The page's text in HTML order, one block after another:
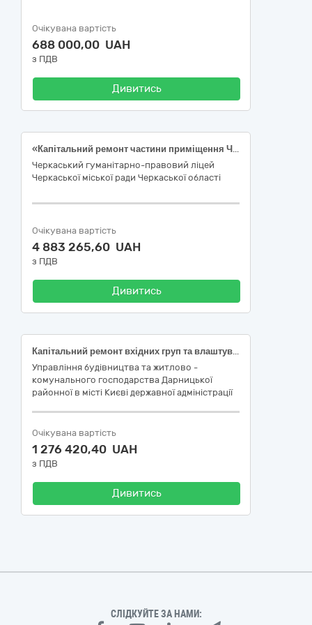
Очікувана вартість
688 000,00 UAH
з ПДВ
Дивитись
«Капітальний ремонт частини приміщення Черкаського гуманітарно-правового ліцею Черкаської міської ради Черкаської області за адресою: вул. Надпільна, 291 в м.Черкаси» (коригування)» (ДК 021-2015 (CPV) 45450000-6 Інші завершальні будівельні роботи)
Черкаський гуманітарно-правовий ліцей
Черкаської міської ради Черкаської області
Очікувана вартість
4 883 265,60 UAH
з ПДВ
Дивитись
Капітальний ремонт вхідних груп та влаштування пандусів у житловому будинку за адресою: вул. Ахматової Анни, 4, Дарницького району м. Києва (облаштування безбар’єрного середовища для маломобільних груп населення) (за ДК 021:2015 код 45453000-7 — Капітальний ремонт і реставрація)
Управління будівництва та житлово -
комунального господарства Дарницької
районної в місті Києві державної адміністрації
Очікувана вартість
1 276 420,40 UAH
з ПДВ
Дивитись
СЛІДКУЙТЕ ЗА НАМИ: